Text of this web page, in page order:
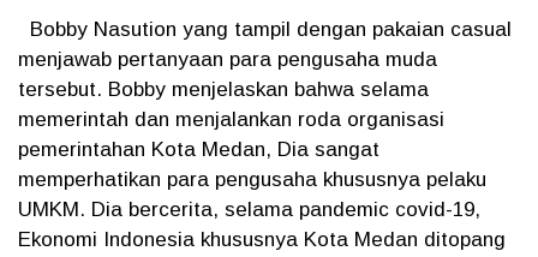
Bobby Nasution yang tampil dengan pakaian casual
menjawab pertanyaan para pengusaha muda
tersebut. Bobby menjelaskan bahwa selama
memerintah dan menjalankan roda organisasi
pemerintahan Kota Medan, Dia sangat
memperhatikan para pengusaha khususnya pelaku
UMKM. Dia bercerita, selama pandemic covid-19,
Ekonomi Indonesia khususnya Kota Medan ditopang